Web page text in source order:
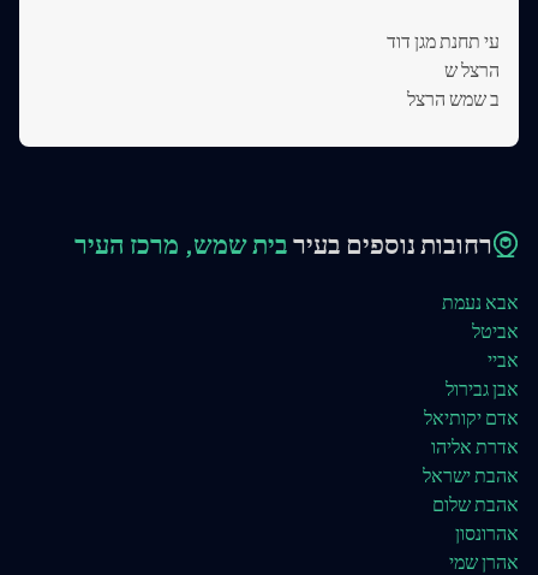
עי תחנת מגן דוד
הרצל ש
ב שמש הרצל
רחובות נוספים בעירבית שמש, מרכז העיר
אבא נעמת
אביטל
אביי
אבן גבירול
אדם יקותיאל
אדרת אליהו
אהבת ישראל
אהבת שלום
אהרונסון
אהרן שמי